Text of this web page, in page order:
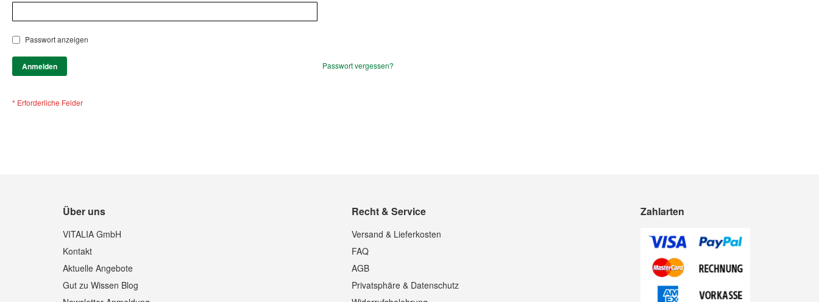
Passwort anzeigen
Anmelden Passwort vergessen?
Über uns
VITALIA GmbH
Kontakt
Aktuelle Angebote
Gut zu Wissen Blog
Recht & Service
Versand & Lieferkosten
FAQ
AGB
Privatsphäre & Datenschutz
Zahlarten